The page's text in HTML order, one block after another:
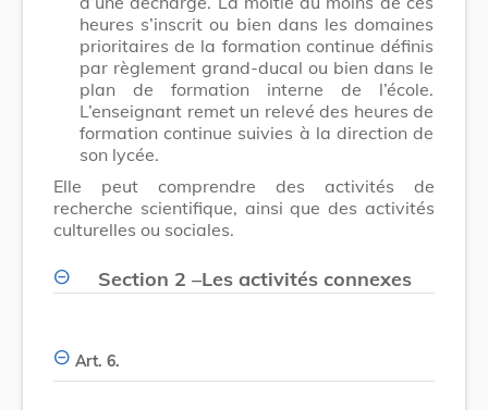
heures s’inscrit ou bien dans les domaines
prioritaires de la formation continue définis
par règlement grand-ducal ou bien dans le
plan de formation interne de l’école.
L’enseignant remet un relevé des heures de
formation continue suivies à la direction de
son lycée.
Elle peut comprendre des activités de
recherche scientifique, ainsi que des activités
culturelles ou sociales.
Section 2 –Les activités connexes
Art. 6.